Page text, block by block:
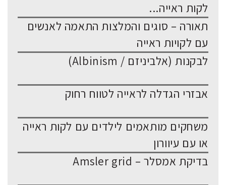
לקות ראייה...
תאורה – סוגים והמלצות התאמה לאנשים
עם לקויות ראייה
לבקנות (אלביניזם / Albinism)
אבזרי הגדלה לראייה לטווח רחוק
משחקים מותאמים לילדים עם לקות ראייה
או עם עיוורון
בדיקת אמסלר – Amsler grid